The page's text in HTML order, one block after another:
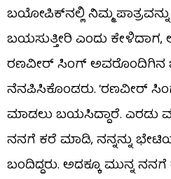
ಬಯೋಪಿಕ್‌ನಲ್ಲಿ ನಿಮ್ಮ
ಬಯಸುತ್ತೀರಿ ಎಂದು
ರಣವೀರ್ ಸಿಂಗ್ ಅವರೊಂದಿಗಿನ
ನೆನಪಿಸಿಕೊಂಡರು. ‘ರಣವೀರ್
ಮಾಡಲು ಬಯಸಿದ್ದಾರೆ. ಎರಡು
ನನಗೆ ಕರೆ ಮಾಡಿ, ನನ್ನನ್ನು
ಬಂದಿದ್ದರು. ಅದಕ್ಕೂ ಮುನ್ನ